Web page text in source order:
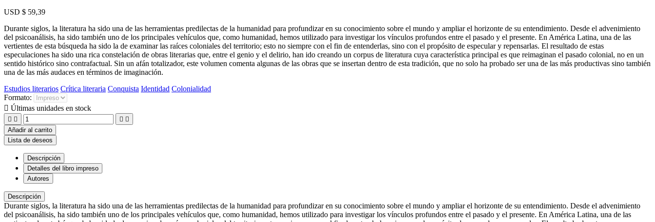
USD $ 59,39
Durante siglos, la literatura ha sido una de las herramientas predilectas de la humanidad para profundizar en su conocimiento sobre el mundo y ampliar el horizonte de su entendimiento. Desde el advenimiento
del psicoanálisis, ha sido también uno de los principales vehículos que, como humanidad, hemos utilizado para investigar los vínculos profundos entre el pasado y el presente. En América Latina, una de las
vertientes de esta búsqueda ha sido la de examinar las raíces coloniales del territorio; esto no siempre con el fin de entenderlas, sino con el propósito de especular y repensarlas. El resultado de estas
especulaciones ha sido una rica constelación de obras literarias que, entre el genio y el delirio, han ido creando un corpus de literatura cuya característica principal es que reimaginan el pasado colonial, no en un
sentido histórico sino contrafactual. Sin un afán totalizador, este volumen comenta algunas de las obras que se insertan dentro de esta tradición, que no solo ha probado ser una de las más productivas sino también
una de las más audaces en términos de imaginación.
Estudios literarios Crítica literaria Conquista Identidad Colonialidad
Formato:
 Últimas unidades en stock
   
Añadir al carrito
Lista de deseos
Descripción
Detalles del libro impreso
Autores
Descripción
Durante siglos, la literatura ha sido una de las herramientas predilectas de la humanidad para profundizar en su conocimiento sobre el mundo y ampliar el horizonte de su entendimiento. Desde el advenimiento
del psicoanálisis, ha sido también uno de los principales vehículos que, como humanidad, hemos utilizado para investigar los vínculos profundos entre el pasado y el presente. En América Latina, una de las